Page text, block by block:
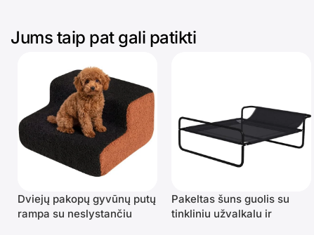
Jums taip pat gali patikti
Dviejų pakopų gyvūnų putų
rampa su neslystančiu
Pakeltas šuns guolis su
tinkliniu užvalkalu ir